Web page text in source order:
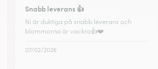
Snabb leverans 👍
Ni är duktiga på snabb leverans och
blommorna är vackra👍❤️
07/02/2026